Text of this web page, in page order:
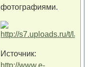
фотографиями.
Источник:
http://www.e-